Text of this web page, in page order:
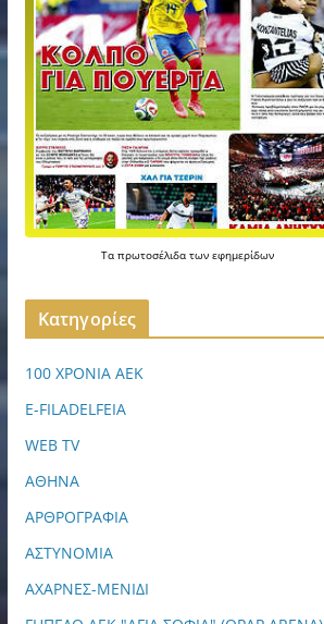
Ταπρωτοσέλιδατωνεφημερίδων
Kατηγορίες
100 ΧΡΟΝΙΑ ΑΕΚ
E-FILADELFEIA
WEB TV
ΑΘΗΝΑ
ΑΡΘΡΟΓΡΑΦΙΑ
ΑΣΤΥΝΟΜΙΑ
ΑΧΑΡΝΕΣ-ΜΕΝΙΔΙ